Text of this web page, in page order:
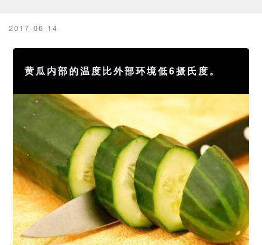
2017-06-14
黄瓜内部的温度比外部环境低6摄氏度。